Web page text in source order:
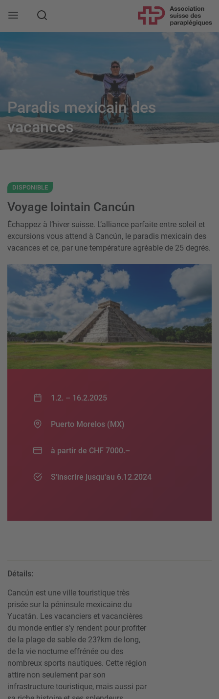
Rechercher
Paradis mexicain des
vacances
DISPONIBLE
Voyage lointain Cancún
Échappez à l’hiver suisse. L’alliance parfaite entre soleil et
excursions vous attend à Cancún, le paradis mexicain des
vacances et ce, par une température agréable de 25 degrés.
1.2. – 16.2.2025
Puerto Morelos (MX)
à partir de CHF 7000.–
S'inscrire jusqu'au 6.12.2024
Détails:
Cancún est une ville touristique très
prisée sur la péninsule mexicaine du
Yucatán. Les vacanciers et vacancières
du monde entier s’y rendent pour profiter
de la plage de sable de 23?km de long,
de la vie nocturne effrénée ou des
nombreux sports nautiques. Cette région
attire non seulement par son
infrastructure touristique, mais aussi par